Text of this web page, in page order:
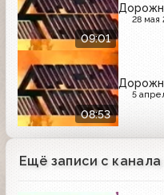
09:01
28 мая
08:53
5
Ещё записи с канала